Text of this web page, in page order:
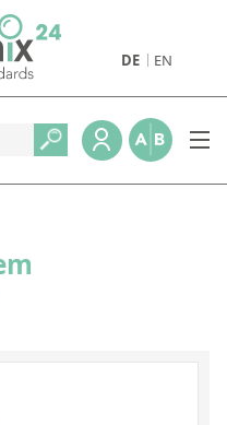
DE EN
Geologie